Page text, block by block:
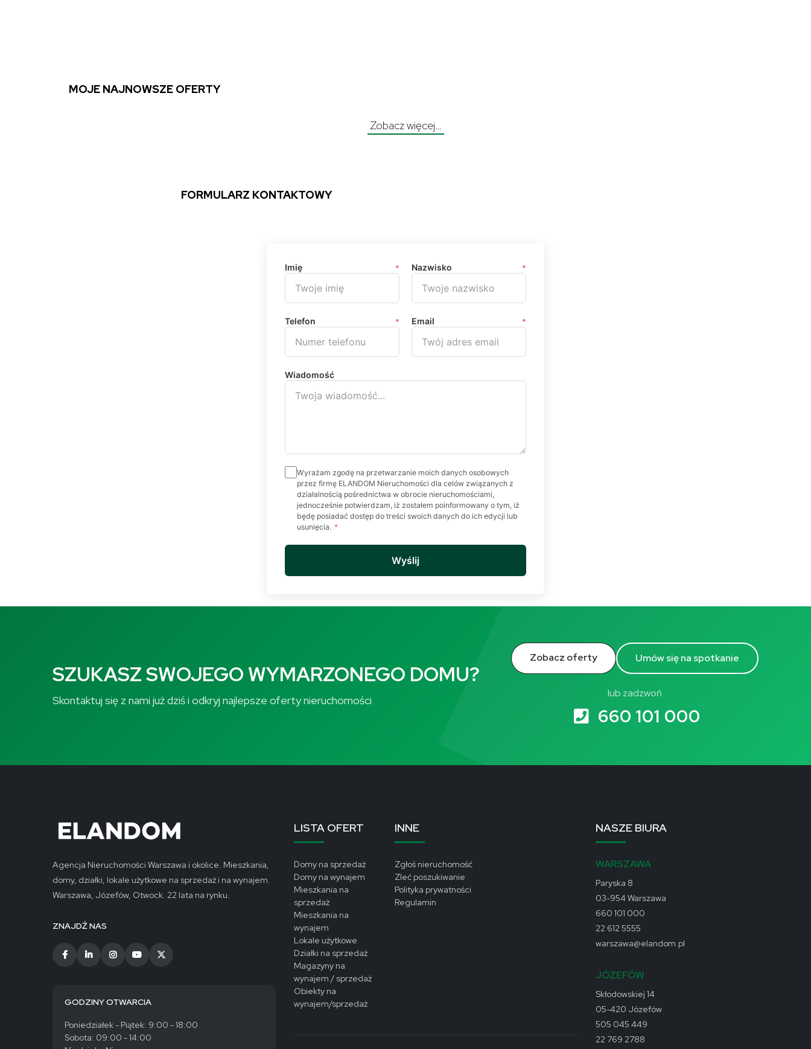
MOJE NAJNOWSZE OFERTY
Zobacz więcej…
FORMULARZ KONTAKTOWY
Imię * Nazwisko *
Telefon * Email *
Wiadomość
Wyrażam zgodę na przetwarzanie moich danych osobowych
przez firmę ELANDOM Nieruchomości dla celów związanych z
działalnością pośrednictwa w obrocie nieruchomościami,
jednocześnie potwierdzam, iż zostałem poinformowany o tym, iż
będę posiadać dostęp do treści swoich danych do ich edycji lub
usunięcia. *
Wyślij
SZUKASZ SWOJEGO WYMARZONEGO DOMU?
Skontaktuj się z nami już dziś i odkryj najlepsze oferty nieruchomości
Zobacz oferty Umów się na spotkanie
lub zadzwoń
660 101 000
Agencja Nieruchomości Warszawa i okolice. Mieszkania,
domy, działki, lokale użytkowe na sprzedaż i na wynajem.
Warszawa, Józefów, Otwock. 22 lata na rynku.
ZNAJDŹ NAS
GODZINY OTWARCIA
Poniedziałek - Piątek: 9:00 - 18:00
Sobota: 09:00 - 14:00
LISTA OFERT
Domy na sprzedaż
Domy na wynajem
Mieszkania na
sprzedaż
Mieszkania na
wynajem
Lokale użytkowe
Działki na sprzedaż
Magazyny na
wynajem / sprzedaż
Obiekty na
wynajem/sprzedaż
INNE
Zgłoś nieruchomość
Zleć poszukiwanie
Polityka prywatności
Regulamin
NASZE BIURA
WARSZAWA
Paryska 8
03-954 Warszawa
660 101 000
22 612 5555
warszawa@elandom.pl
JÓZEFÓW
Skłodowskiej 14
05-420 Józefów
505 045 449
22 769 2788